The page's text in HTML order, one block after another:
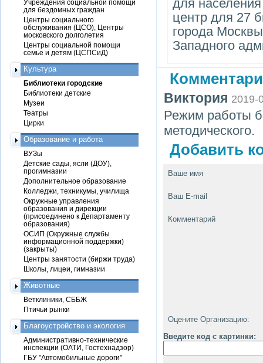
для
центр для 27
города
Западного
Виктория 2019-
Режим работы
методического.
Добавить
Ваше имя
Ваш E-mail
Комментарий
Оцените Организацию:
Введите код с картинки:
Учреждения социальной помощи
для бездомных граждан
Центры социального
обслуживания (ЦСО), Центры
московского долголетия
Центры социальной помощи
семье и детям (ЦСПСиД)
Культура
Библиотеки городские
Библиотеки детские
Музеи
Театры
Цирки
Образование и работа
ВУЗы
Детские сады, ясли (ДОУ),
прогимназии
Дополнительное образование
Колледжи, техникумы, училища
Окружные управления
образования и дирекции
(присоединено к Департаменту
образования)
ОСИП (Окружные службы
информационной поддержки)
(закрыты)
Центры занятости (биржи труда)
Школы, лицеи, гимназии
Животные
Ветклиники, СББЖ
Птичьи рынки
Благоустройство и экология
Административно-технические
инспекции (ОАТИ, Гостехнадзор)
ГБУ "Автомобильные дороги"